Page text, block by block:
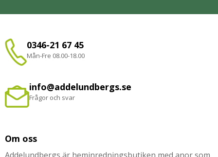
0346-21 67 45
Mån-Fre 08.00-18.00
info@addelundbergs.se
Frågor och svar
Om oss